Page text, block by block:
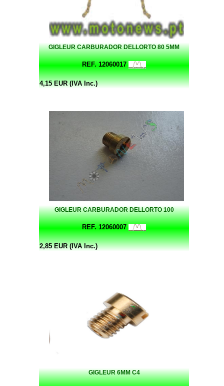
GIGLEUR CARBURADOR DELLORTO 80 5MM
REF. 12060017
4,15 EUR (IVA Inc.)
GIGLEUR CARBURADOR DELLORTO 100
REF. 12060007
2,85 EUR (IVA Inc.)
GIGLEUR 6MM C4